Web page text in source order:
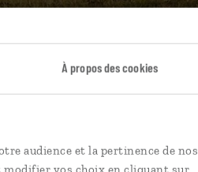
À propos des cookies
audience et la pertinence de nos
modifier vos choix en cliquant sur